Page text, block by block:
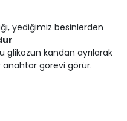
yediğimiz besinlerden
glikozun kandan ayrılarak
görevi görür.